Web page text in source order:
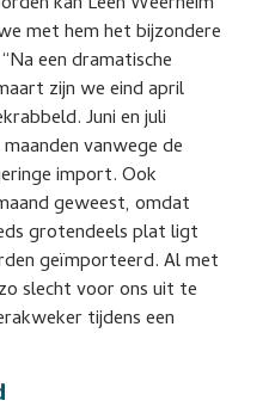
met hem het bijzondere
een dramatische
zijn we eind april
Juni en juli
vanwege de
import. Ook
geweest, omdat
grotendeels plat ligt
geïmporteerd. Al met
slecht voor ons uit te
tijdens een